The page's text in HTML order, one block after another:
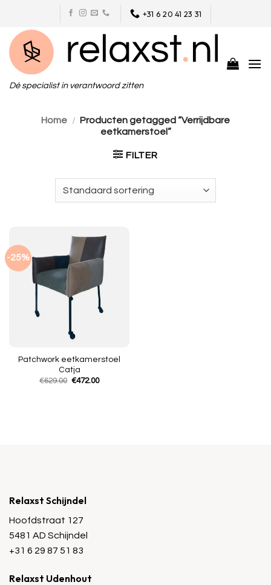
content
+31 6 20 41 23 31
Dé specialist in verantwoord zitten
Home / Producten getagged “Verrijdbare
eetkamerstoel”
FILTER
-25%
Patchwork eetkamerstoel
Catja
€629.00 Oorspronkelijke
€472.00Huidige
Relaxst Schijndel
Hoofdstraat 127
5481 AD Schijndel
+31 6 29 87 51 83
Relaxst Udenhout